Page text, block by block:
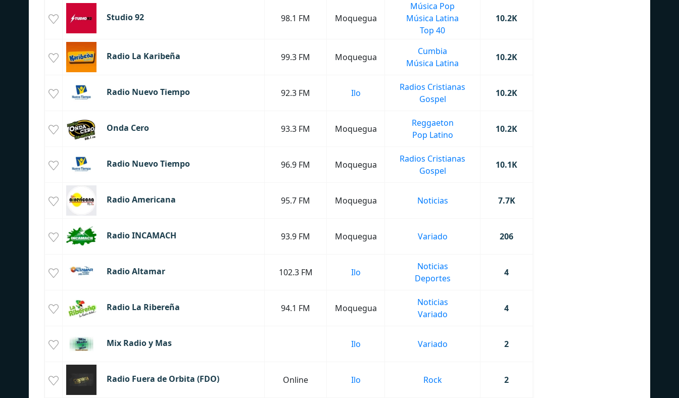
Studio 92 98.1 FM Moquegua
Música Pop
Música Latina
Top 40
10.2K
Radio La Karibeña 99.3 FM Moquegua
Cumbia
Música Latina
10.2K
Radio Nuevo Tiempo 92.3 FM Ilo
Radios Cristianas
Gospel
10.2K
Onda Cero 93.3 FM Moquegua
Reggaeton
Pop Latino
10.2K
Radio Nuevo Tiempo 96.9 FM Moquegua
Radios Cristianas
Gospel
10.1K
Radio Americana 95.7 FM Moquegua Noticias 7.7K
Radio INCAMACH 93.9 FM Moquegua Variado 206
Radio Altamar 102.3 FM Ilo
Noticias
Deportes
4
Radio La Ribereña 94.1 FM Moquegua
Noticias
Variado
4
Mix Radio y Mas Ilo Variado 2
Radio Fuera de Orbita (FDO) Online Ilo Rock 2